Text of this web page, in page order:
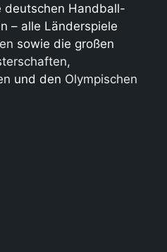
deutschen Handball-
– alle Länderspiele
sowie die großen
,
und den Olympischen